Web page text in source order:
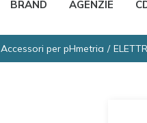
BRAND AGENZIE
Accessori per pHmetria